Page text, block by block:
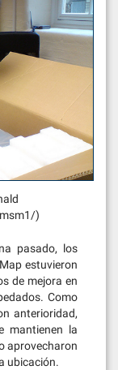
)
pasado, los
estuvieron
de mejora en
Como
anterioridad,
mantienen la
aprovecharon
ubicación.